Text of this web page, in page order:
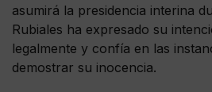
asumirá la presidencia interina
Rubiales ha expresado su
legalmente y confía en las
demostrar su inocencia.